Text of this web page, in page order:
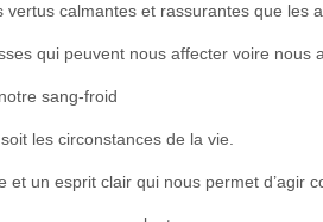
calmantes et rassurantes que les
qui peuvent nous affecter voire nous
sang-froid
les circonstances de la vie.
et un esprit clair qui nous permet d’agir